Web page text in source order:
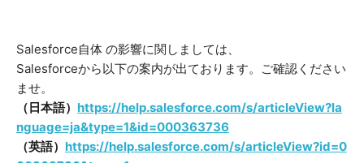
Salesforce自体 の影響に関しましては、
Salesforceから以下の案内が出ております。ご確認ください
ませ。
（日本語） https://help.salesforce.com/s/articleView?la
nguage=ja&type=1&id=000363736
（英語） https://help.salesforce.com/s/articleView?id=0